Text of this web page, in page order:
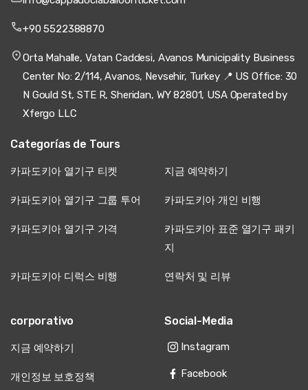
+90 5522388870
Orta Mahalle, Vatan Caddesi, Avanos Municipality Business
Center No: 2/114, Avanos, Nevsehir, Turkey 📍 US Office: 30
N Gould St, STE R, Sheridan, WY 82801, USA Operated by
Xfergo LLC
Categorías de Tours
카파도키아 열기구 티켓 지금 예약하기
카파도키아 열기구 그룹 투어 카파도키아 개인 비행
카파도키아 열기구 가격
카파도키아 표준 열기구 패키
지
카파도키아 디럭스 비행 연락처 및 리뷰
corporativo
지금 예약하기
개인정보 보호정책
Social-Media
Instagram
Facebook